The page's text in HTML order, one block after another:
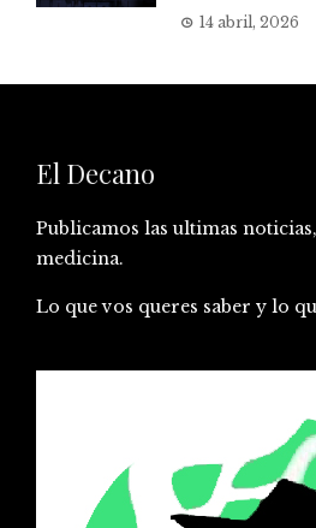
14 abril, 2026
El Decano
Publicamos las ultimas
medicina.
Lo que vos queres saber y lo